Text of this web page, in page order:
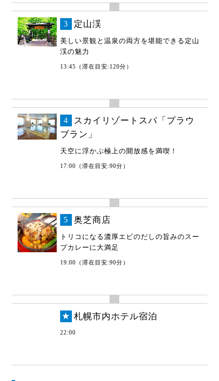
3 定山渓
美しい景観と温泉の両方を堪能できる定山
渓の魅力
13:45（滞在目安:120分）
4
スカイリゾートスパ「プラウ
ブラン」
天空に浮かぶ極上の開放感を満喫！
17:00（滞在目安:90分）
5 奥芝商店
トリコになる濃厚エビのだしの旨みのスー
プカレーに大満足
19:00（滞在目安:90分）
★ 札幌市内ホテル宿泊
22:00